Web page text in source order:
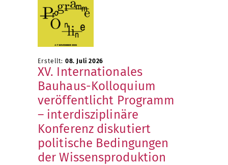
Erstellt: 08. Juli 2026
XV. Internationales
Bauhaus-Kolloquium
veröffentlicht Programm
– interdisziplinäre
Konferenz diskutiert
politische Bedingungen
der Wissensproduktion